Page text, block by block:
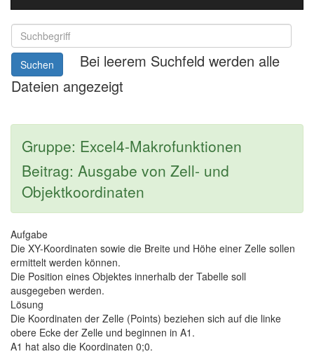
Suchen
Bei leerem Suchfeld werden alle
Dateien angezeigt
Gruppe: Excel4-Makrofunktionen
Beitrag: Ausgabe von Zell- und
Objektkoordinaten
Aufgabe
Die XY-Koordinaten sowie die Breite und Höhe einer Zelle sollen
ermittelt werden können.
Die Position eines Objektes innerhalb der Tabelle soll
ausgegeben werden.
Lösung
Die Koordinaten der Zelle (Points) beziehen sich auf die linke
obere Ecke der Zelle und beginnen in A1.
A1 hat also die Koordinaten 0;0.